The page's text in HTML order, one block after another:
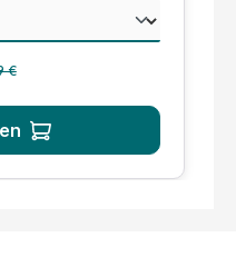
auswählen
Preis:
€